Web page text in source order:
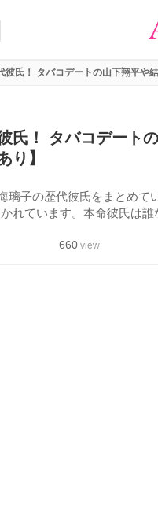
彼氏！ タバコデートの山下翔平や
氏！ タバコデート
り】
璃子の歴代彼氏をまとめて
れています。本命彼氏は誰
660 view